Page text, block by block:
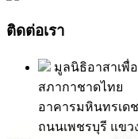
ติดต่อเรา
มูลนิธิอาสาเพื่
สภากาชาดไทย
อาคารมหินทรเด
ถนนเพชรบุรี แขว